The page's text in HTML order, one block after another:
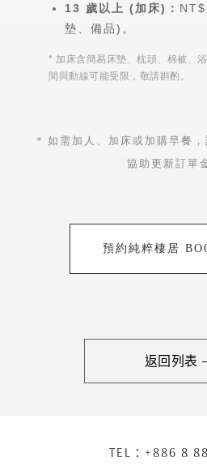
13 歲以上 (加床)：
墊、備品)。
* 加床含簡易床墊、枕頭、棉被、
間與動線可能受限，敬請斟酌。
* 如需加人、加床或加購早餐
協助更新訂單
預約純粹棲居
返回列表
聯
TEL： +886 8